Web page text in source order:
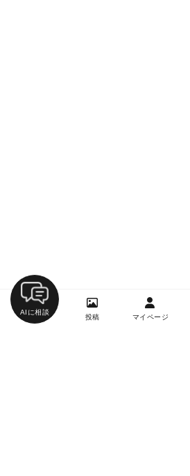
AIに相談
投稿 マイページ